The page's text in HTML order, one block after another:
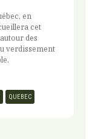
en
cet
des
verdissement
QUEBEC